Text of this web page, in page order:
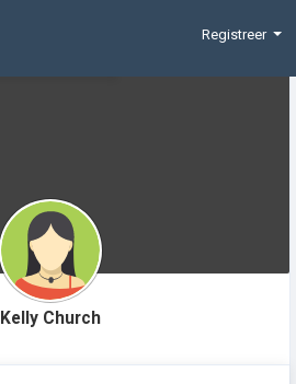
Registreer
Kelly Church